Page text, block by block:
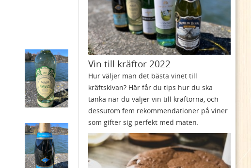
Vin till kräftor 2022
Hur väljer man det bästa vinet till
kräftskivan? Här får du tips hur du ska
tänka när du väljer vin till kräftorna, och
dessutom fem rekommendationer på viner
som gifter sig perfekt med maten.